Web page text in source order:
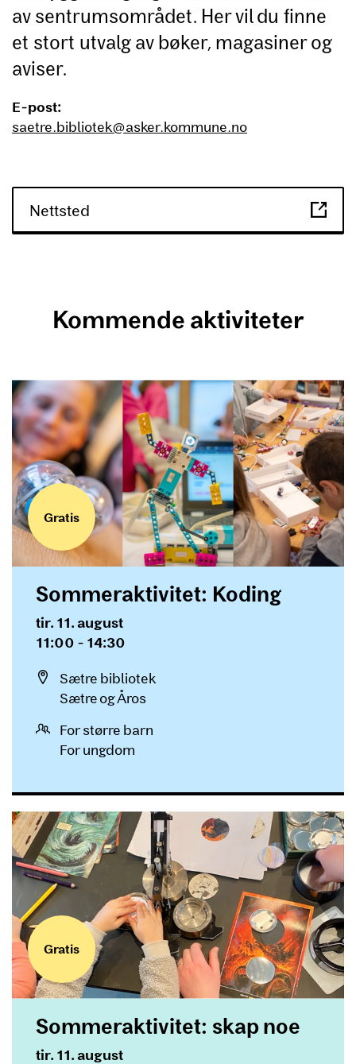
av sentrumsområdet. Her vil du finne
et stort utvalg av bøker, magasiner og
aviser.
E-post:
saetre.bibliotek@asker.kommune.no
Nettsted
Kommende aktiviteter
Gratis
Sommeraktivitet: Koding
tir. 11. august
11:00 - 14:30
Sætre bibliotek
Sætre og Åros
For større barn
For ungdom
Gratis
Sommeraktivitet: skap noe
tir. 11. august